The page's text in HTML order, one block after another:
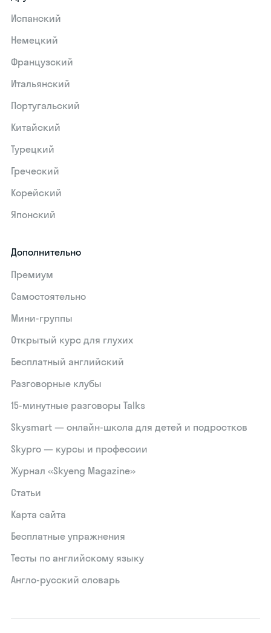
Испанский
Немецкий
Французский
Итальянский
Португальский
Китайский
Турецкий
Греческий
Корейский
Японский
Дополнительно
Премиум
Самостоятельно
Мини-группы
Открытый курс для глухих
Бесплатный английский
Разговорные клубы
15‑минутные разговоры Talks
Skysmart — онлайн-школа для детей и подростков
Skypro — курсы и профессии
Журнал «Skyeng Magazine»
Статьи
Карта сайта
Бесплатные упражнения
Тесты по английскому языку
Англо-русский словарь